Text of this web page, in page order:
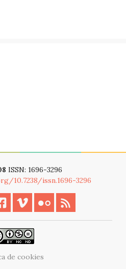
ISSN: 1696-3296
10.7238/issn.1696-3296
de cookies